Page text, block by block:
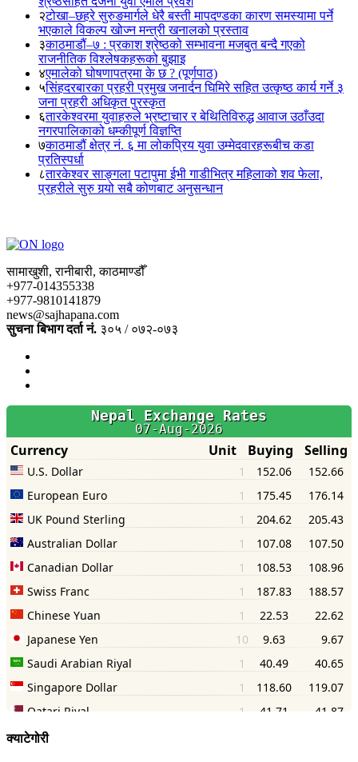
२टोखा–छहरे सुरुङमार्गले धेरै बस्ती मापदण्डका कारण समस्यामा पर्ने
भएकाले विकल्प खोज्न मन्त्री खनालको प्रस्ताव
३काठमाडौं–७ : प्रकाश श्रेष्ठको सम्भावना मजबुत बन्दै गएको
राजनीतिक विश्लेषकहरूको बुझाइ
४एमालेको घोषणापत्रमा के छ ? (पूर्णपाठ)
५सिंहदरबारका प्रहरी प्रमुख जनार्दन घिमिरे सहित उत्कृष्ठ कार्य गर्ने ३
जना प्रहरी अधिकृत पुरस्कृत
६तारकेश्वरमा युवाहरुले भ्रष्टाचार र बेथितिविरुद्ध आवाज उठाँउदा
नगरपालिकाको धम्कीपूर्ण विज्ञप्ति
७काठमाडौं क्षेत्र नं. ६ मा लोकप्रिय युवा उम्मेदवारहरूबीच कडा
प्रतिस्पर्धा
८तारकेश्वर साङ्गला पटापुमा ईभी गाडीभित्र महिलाको शव फेला,
प्रहरीले सुरु गर्‍यो सबै कोणबाट अनुसन्धान
सामाखुशी, रानीबारी, काठमाण्डौँ
+977-014355338
+977-9810141879
news@sajhapana.com
सुचना बिभाग दर्ता नं. ३०५ / ०७२-०७३
क्याटेगोरी